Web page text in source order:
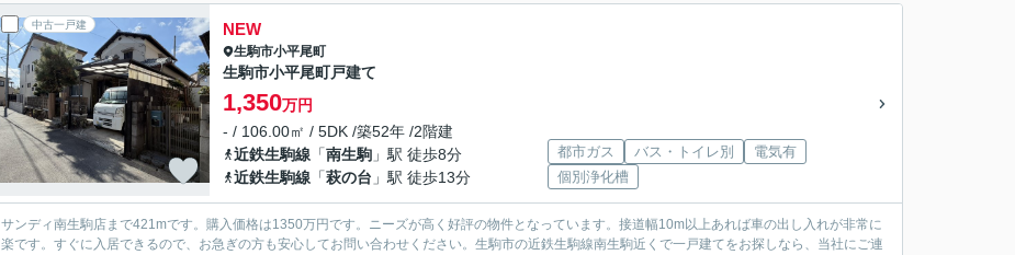
中古一戸建 NEW
生駒市小平尾町
生駒市小平尾町戸建て
1,350万円
- / 106.00㎡ / 5DK /築52年 /2階建
近鉄生駒線 「南生駒 」駅 徒歩8分
近鉄生駒線 「萩の台 」駅 徒歩13分
都市ガス バス・トイレ別
電気有
個別浄化槽
サンディ南生駒店まで421mです。購入価格は1350万円です。ニーズが高く好評の物件となっています。接道幅10m以上あれば車の出し入れが非常に
楽です。すぐに入居できるので、お急ぎの方も安心してお問い合わせください。生駒市の近鉄生駒線南生駒近くで一戸建てをお探しなら、当社にご連